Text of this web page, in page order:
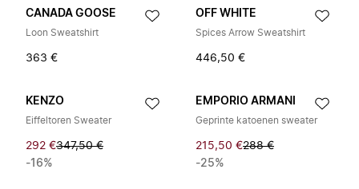
CANADA GOOSE
Loon Sweatshirt
363 €
OFF WHITE
Spices Arrow Sweatshirt
446,50 €
KENZO
Eiffeltoren Sweater
292 €347,50 €
-16%
EMPORIO ARMANI
Geprinte katoenen sweater
215,50 €288 €
-25%